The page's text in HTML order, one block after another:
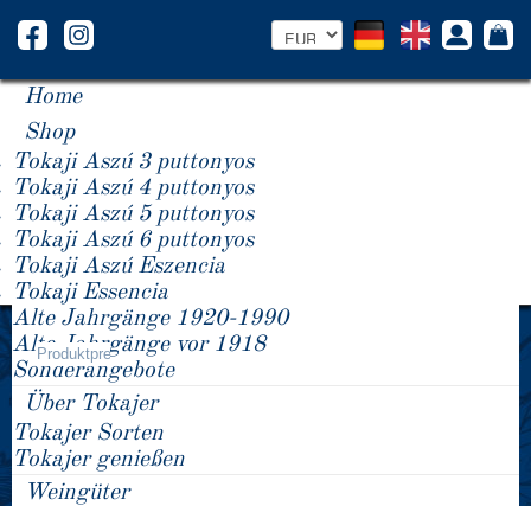
Home
Shop
Tokaji Aszú 3 puttonyos
Tokaji Aszú 4 puttonyos
Tokaji Aszú 5 puttonyos
Tokaji Aszú 6 puttonyos
Tokaji Aszú Eszencia
Tokaji Essencia
Alte Jahrgänge 1920-1990
Alte Jahrgänge vor 1918
Sonderangebote
Über Tokajer
Tokajer Sorten
Tokajer genießen
Weingüter
Jahrgang -/+
Produktpreis